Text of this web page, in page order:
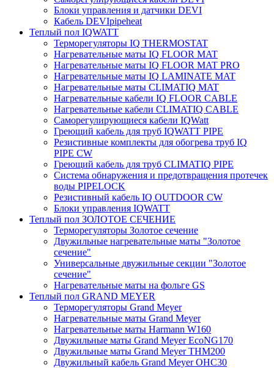
Блоки управления и датчики DEVI
Кабель DEVIpipeheat
Теплый пол IQWATT
Терморегуляторы IQ THERMOSTAT
Нагревательные маты IQ FLOOR MAT
Нагревательные маты IQ FLOOR MAT PRO
Нагревательные маты IQ LAMINATE MAT
Нагревательные маты CLIMATIQ MAT
Нагревательные кабели IQ FLOOR CABLE
Нагревательные кабели CLIMATIQ CABLE
Саморегулирующиеся кабели IQWatt
Греющий кабель для труб IQWATT PIPE
Резистивные комплекты для обогрева труб IQ
PIPE CW
Греющий кабель для труб CLIMATIQ PIPE
Система обнаружения и предотвращения протечек
воды PIPELOCK
Резистивный кабель IQ OUTDOOR CW
Блоки управления IQWATT
Теплый пол ЗОЛОТОЕ СЕЧЕНИЕ
Терморегуляторы Золотое сечение
Двужильные нагревательные маты "Золотое
сечение"
Универсальные двужильные секции "Золотое
сечение"
Нагревательные маты на фольге GS
Теплый пол GRAND MEYER
Терморегуляторы Grand Meyer
Нагревательные маты Grand Meyer
Нагревательные маты Harmann W160
Двужильные маты Grand Meyer EcoNG170
Двужильные маты Grand Meyer THM200
Двужильный кабель Grand Meyer OHC30